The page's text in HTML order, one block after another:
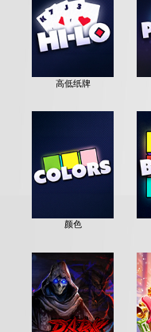
高低纸牌
颜色